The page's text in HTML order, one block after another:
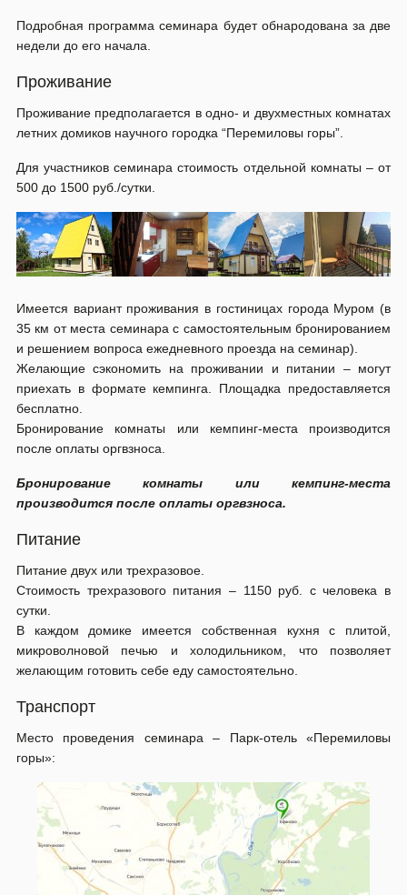
Подробная программа семинара будет обнародована за две
недели до его начала.
Проживание
Проживание предполагается в одно- и двухместных комнатах
летних домиков научного городка “Перемиловы горы”.
Для участников семинара стоимость отдельной комнаты – от
500 до 1500 руб./сутки.
Имеется вариант проживания в гостиницах города Муром (в
35 км от места семинара с самостоятельным бронированием
и решением вопроса ежедневного проезда на семинар).
Желающие сэкономить на проживании и питании – могут
приехать в формате кемпинга. Площадка предоставляется
бесплатно.
Бронирование комнаты или кемпинг-места производится
после оплаты оргвзноса.
Бронирование комнаты или кемпинг-места
производится после оплаты оргвзноса.
Питание
Питание двух или трехразовое.
Стоимость трехразового питания – 1150 руб. с человека в
сутки.
В каждом домике имеется собственная кухня c плитой,
микроволновой печью и холодильником, что позволяет
желающим готовить себе еду самостоятельно.
Транспорт
Место проведения семинара – Парк-отель «Перемиловы
горы»: